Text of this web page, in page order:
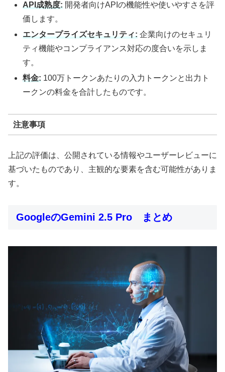
API成熟度: 開発者向けAPIの機能性や使いやすさを評
価します。​
エンタープライズセキュリティ: 企業向けのセキュリ
ティ機能やコンプライアンス対応の度合いを示しま
す。​
料金: 100万トークンあたりの入力トークンと出力ト
ークンの料金を合計したものです。
注意事項
上記の評価は、公開されている情報やユーザーレビューに
基づいたものであり、主観的な要素を含む可能性がありま
す。​
GoogleのGemini 2.5 Pro まとめ